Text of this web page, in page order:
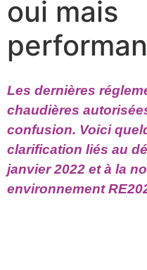
oui mais
Les dernières
chaudières
confusion. Voici
clarification liés au
janvier 2022 et à la
environnement